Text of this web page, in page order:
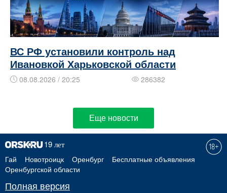
ВС РФ установили контроль над
Ивановкой Харьковской области
08.08.2026 / 20:25 286382
Еще новости
Гай Новотроицк Оренбург
Бесплатные объявления
Оренбургской области
Полная версия